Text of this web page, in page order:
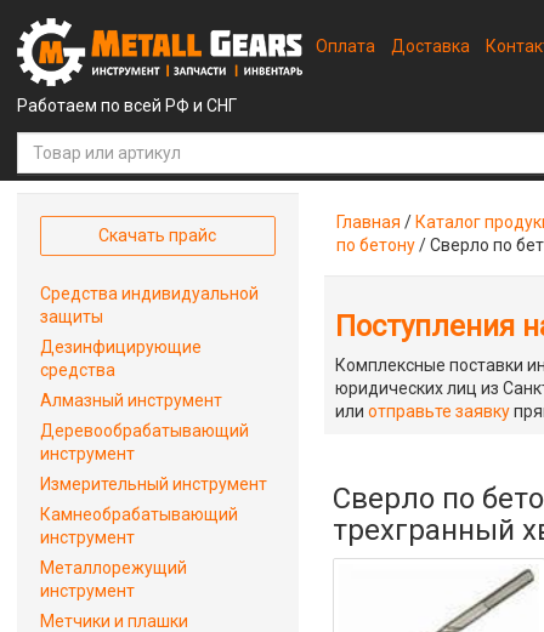
Работаем по всей РФ и СНГ
Оплата Доставка
Главная / Каталог
по бетону/Сверло по
Поступления
Комплексные поставки
юридических лиц из
илиотправьте заявку
Сверло по
трехгранный
Скачать прайс
Средства индивидуальной
защиты
Дезинфицирующие
средства
Алмазный инструмент
Деревообрабатывающий
инструмент
Измерительный инструмент
Камнеобрабатывающий
инструмент
Металлорежущий
инструмент
Метчики и плашки